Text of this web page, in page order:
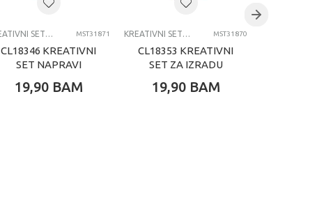
KREATIVNI SETOVI OSTALO MST31871
CL18346 KREATIVNI
SET NAPRAVI
19,90 BAM
KREATIVNI SETOVI OSTALO MST31870
CL18353 KREATIVNI
SET ZA IZRADU
PORUKOM
19,90 BAM